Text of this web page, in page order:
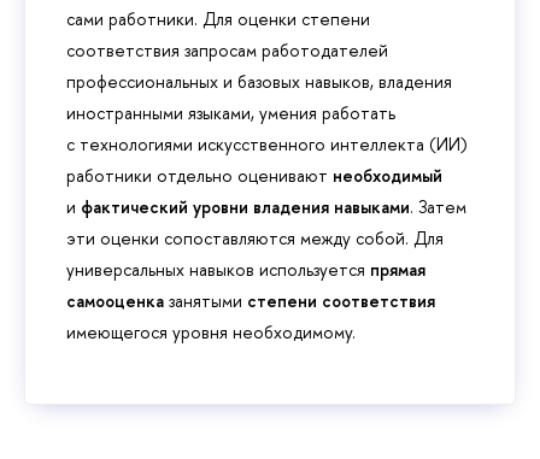
сами работники. Для оценки степени
соответствия запросам работодателей
профессиональных и базовых навыков, владения
иностранными языками, умения работать
с технологиями искусственного интеллекта (ИИ)
работники отдельно оценивают необходимый
и фактический уровни владения навыками. Затем
эти оценки сопоставляются между собой. Для
универсальных навыков используется прямая
самооценка занятыми степени соответствия
имеющегося уровня необходимому.